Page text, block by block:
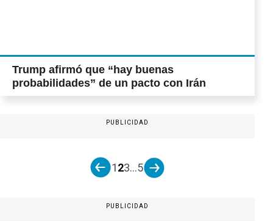
Trump afirmó que “hay buenas
probabilidades” de un pacto con Irán
PUBLICIDAD
123...5
PUBLICIDAD